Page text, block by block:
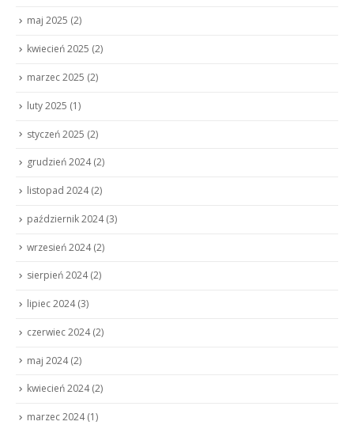
maj 2025 (2)
kwiecień 2025 (2)
marzec 2025 (2)
luty 2025 (1)
styczeń 2025 (2)
grudzień 2024(2)
listopad 2024(2)
październik 2024(3)
wrzesień 2024(2)
sierpień 2024(2)
lipiec 2024(3)
czerwiec 2024(2)
maj 2024(2)
kwiecień 2024(2)
marzec 2024(1)